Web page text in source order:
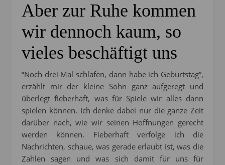
Aber zur Ruhe kommen
wir dennoch kaum, so
vieles beschäftigt uns
“Noch drei Mal schlafen, dann habe ich Geburtstag”,
erzählt mir der kleine Sohn ganz aufgeregt und
überlegt fieberhaft, was für Spiele wir alles dann
spielen können. Ich denke dabei nur die ganze Zeit
darüber nach, wie wir seinen Hoffnungen gerecht
werden können. Fieberhaft verfolge ich die
Nachrichten, schaue, was gerade erlaubt ist, was die
Zahlen sagen und was sich damit für uns für